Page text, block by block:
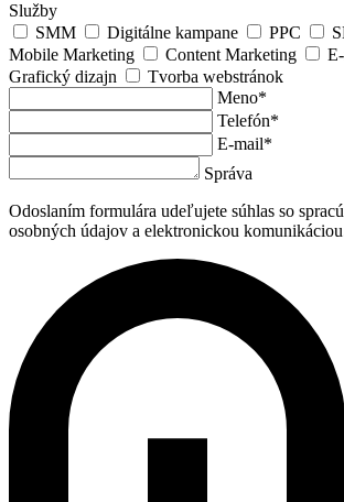
Služby
SMM
Digitálne kampane PPC
Mobile Marketing
Content Marketing
Grafický dizajn
Tvorba webstránok
Meno*
Telefón*
E-mail*
Správa
Odoslaním formulára udeľujete súhlas so
osobných údajov a elektronickou